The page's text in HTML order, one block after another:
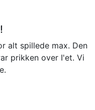
alt spillede max. Den
prikken over I'et. Vi